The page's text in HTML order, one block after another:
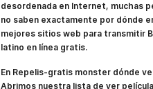
desordenada en Internet, muchas
no saben exactamente por dónde
mejores sitios web para transmitir
latino en línea gratis.
En Repelis-gratis monster dónde
Abrimos nuestra lista de ver